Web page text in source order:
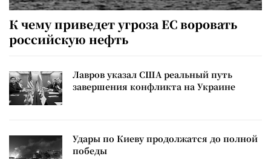
К чему приведет угроза ЕС воровать
российскую нефть
Лавров указал США реальный путь
завершения конфликта на Украине
Удары по Киеву продолжатся до полной
победы